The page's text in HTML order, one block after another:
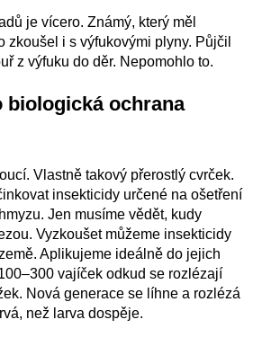
je vícero. Známý, který měl
zkoušel i s výfukovými plyny. Půjčil
z výfuku do děr. Nepomohlo to.
biologická ochrana
Vlastně takový přerostlý cvrček.
insekticidy určené na ošetření
Jen musíme vědět, kudy
Vyzkoušet můžeme insekticidy
Aplikujeme ideálně do jejich
vajíček odkud se rozlézají
Nová generace se líhne a rozlézá
než larva dospěje.